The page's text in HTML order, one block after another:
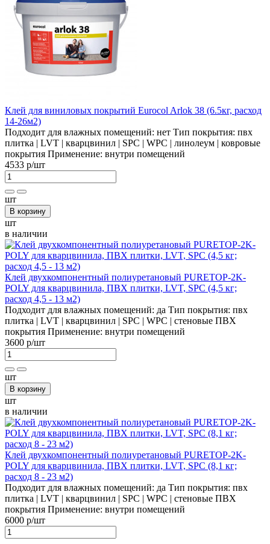
Клей для виниловых покрытий Eurocol Arlok 38 (6.5кг, расход
14-26м2)
Подходит для влажных помещений: нет Тип покрытия: пвх
плитка | LVT | кварцвинил | SPC | WPC | линолеум | ковровые
покрытия Применение: внутри помещений
4533 р/шт
шт
В корзину
шт
в наличии
Клей двухкомпонентный полиуретановый PURETOP-2K-
POLY для кварцвинила, ПВХ плитки, LVT, SPC (4,5 кг;
расход 4,5 - 13 м2)
Подходит для влажных помещений: да Тип покрытия: пвх
плитка | LVT | кварцвинил | SPC | WPC | стеновые ПВХ
покрытия Применение: внутри помещений
3600 р/шт
шт
В корзину
шт
в наличии
Клей двухкомпонентный полиуретановый PURETOP-2K-
POLY для кварцвинила, ПВХ плитки, LVT, SPC (8,1 кг;
расход 8 - 23 м2)
Подходит для влажных помещений: да Тип покрытия: пвх
плитка | LVT | кварцвинил | SPC | WPC | стеновые ПВХ
покрытия Применение: внутри помещений
6000 р/шт